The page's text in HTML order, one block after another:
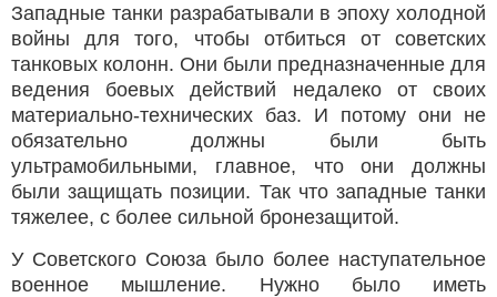
Западные танки разрабатывали в эпоху холодной
войны для того, чтобы отбиться от советских
танковых колонн. Они были предназначенные для
ведения боевых действий недалеко от своих
материально-технических баз. И потому они не
обязательно должны были быть
ультрамобильными, главное, что они должны
были защищать позиции. Так что западные танки
тяжелее, с более сильной бронезащитой.
У Советского Союза было более наступательное
военное мышление. Нужно было иметь